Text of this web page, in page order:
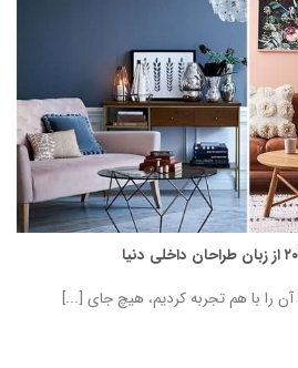
را با هم تجربه کردیم، هیچ جای [...]